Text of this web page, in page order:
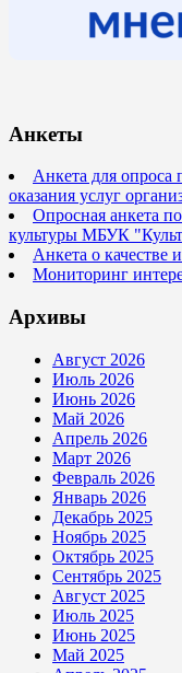
Анкеты
Анкета для опроса
оказания услуг
Опросная анкета
культуры МБУК
Анкета о качестве
Мониторинг
Архивы
Август 2026
Июль 2026
Июнь 2026
Май 2026
Апрель 2026
Март 2026
Февраль 2026
Январь 2026
Декабрь 2025
Ноябрь 2025
Октябрь 2025
Сентябрь 2025
Август 2025
Июль 2025
Июнь 2025
Май 2025